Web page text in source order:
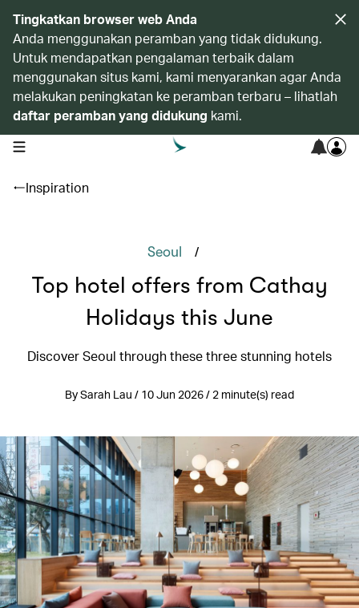
Tingkatkan browser web Anda
Anda menggunakan peramban yang tidak didukung.
Untuk mendapatkan pengalaman terbaik dalam
menggunakan situs kami, kami menyarankan agar Anda
melakukan peningkatan ke peramban terbaru – lihatlah
daftar peramban yang didukung kami.
open navigation menu
Inspiration
Seoul /
Top hotel offers from Cathay
Holidays this June
Discover Seoul through these three stunning hotels
By Sarah Lau / 10 Jun 2026 / 2 minute(s) read